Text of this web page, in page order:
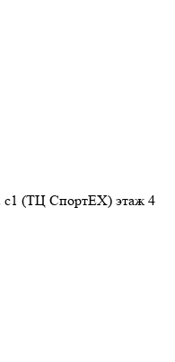
с1 (ТЦ СпортEX) этаж 4